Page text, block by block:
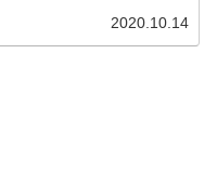
2020.10.14